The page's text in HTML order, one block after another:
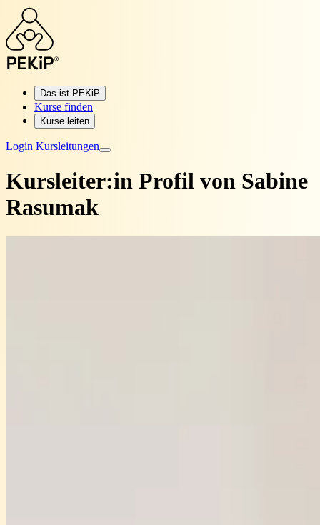
Das ist PEKiP
Kurse finden
Kurse leiten
Login Kursleitungen
Kursleiter:in Profil von Sabine
Rasumak